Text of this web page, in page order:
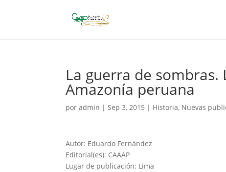
La guerra de
Amazonía peruana
poradmin |Sep 3, 2015 | Historia, Nuevas
Autor: Eduardo Fernández
Editorial(es): CAAAP
Lugar de publicación: Lima